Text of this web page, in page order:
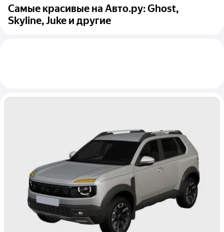
Самые красивые на Авто.ру: Ghost,
Skyline, Juke и другие